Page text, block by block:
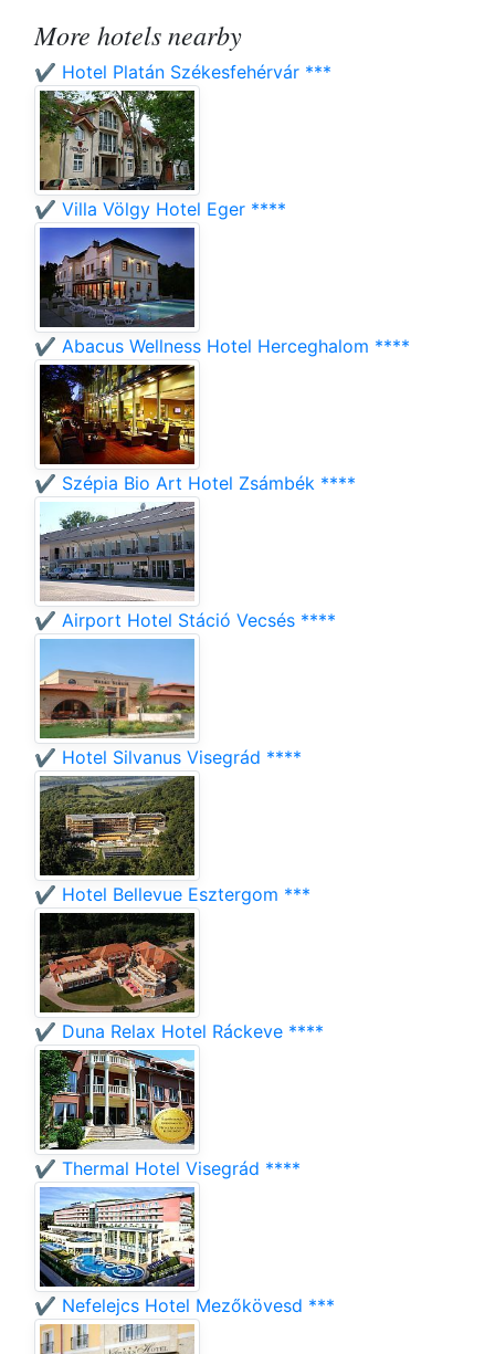
More hotels nearby
✔️ Hotel Platán Székesfehérvár ***
✔️ Villa Völgy Hotel Eger ****
✔️ Abacus Wellness Hotel Herceghalom ****
✔️ Szépia Bio Art Hotel Zsámbék ****
✔️ Airport Hotel Stáció Vecsés ****
✔️ Hotel Silvanus Visegrád ****
✔️ Hotel Bellevue Esztergom ***
✔️ Duna Relax Hotel Ráckeve ****
✔️ Thermal Hotel Visegrád ****
✔️ Nefelejcs Hotel Mezőkövesd ***